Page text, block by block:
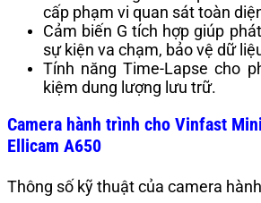
cấp phạm vi quan sát toàn
Cảm biến G tích hợp giúp
sự kiện va chạm, bảo vệ dữ
Tính năng Time-Lapse cho
kiệm dung lượng lưu trữ.
Camera hành trình cho Vinfast
Ellicam A650
Thông số kỹ thuật của camera